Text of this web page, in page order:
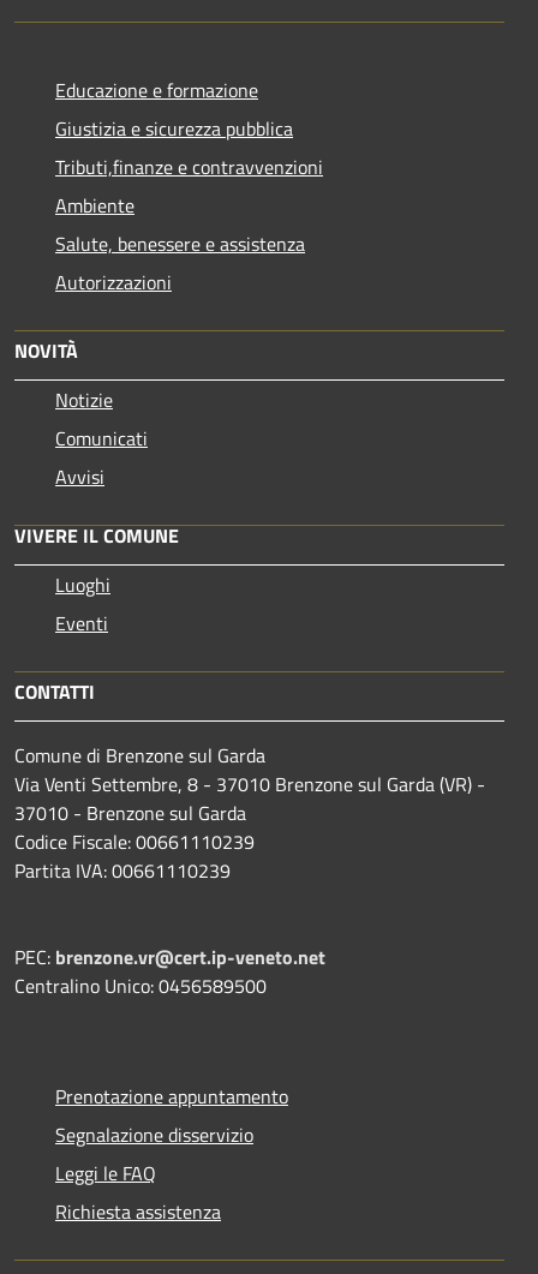
Educazione e formazione
Giustizia e sicurezza pubblica
Tributi,finanze e contravvenzioni
Ambiente
Salute, benessere e assistenza
Autorizzazioni
NOVITÀ
Notizie
Comunicati
Avvisi
VIVERE IL COMUNE
Luoghi
Eventi
CONTATTI
Comune di Brenzone sul Garda
Via Venti Settembre, 8 - 37010 Brenzone sul Garda (VR) -
37010 - Brenzone sul Garda
Codice Fiscale: 00661110239
Partita IVA: 00661110239
PEC: brenzone.vr@cert.ip-veneto.net
Centralino Unico: 0456589500
Prenotazione appuntamento
Segnalazione disservizio
Leggi le FAQ
Richiesta assistenza